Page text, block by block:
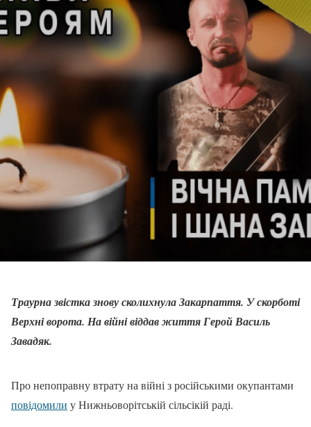
Траурна звістка знову сколихнула Закарпаття. У скорботі
Верхні ворота. На війні віддав життя Герой Василь
Завадяк.
Про непоправну втрату на війні з російськими окупантами
повідомили у Нижньоворітській сільсікій раді.